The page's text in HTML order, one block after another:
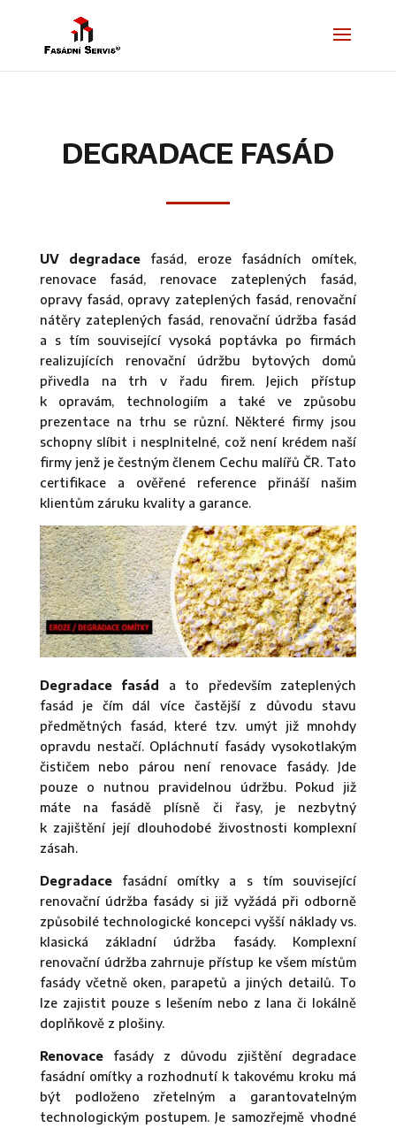
DEGRADACE FASÁD
UV degradace fasád, eroze fasádních omítek,
renovace fasád, renovace zateplených fasád,
opravy fasád, opravy zateplených fasád, renovační
nátěry zateplených fasád, renovační údržba fasád
a s tím související vysoká poptávka po firmách
realizujících renovační údržbu bytových domů
přivedla na trh v řadu firem. Jejich přístup
k opravám, technologiím a také ve způsobu
prezentace na trhu se různí. Některé firmy jsou
schopny slíbit i nesplnitelné, což není krédem naší
firmy jenž je čestným členem Cechu malířů ČR. Tato
certifikace a ověřené reference přináší našim
klientům záruku kvality a garance.
Degradace fasád
a to především zateplených
fasád je čím dál více častější z důvodu stavu
předmětných fasád, které tzv. umýt již mnohdy
opravdu nestačí. Opláchnutí fasády vysokotlakým
čističem nebo párou není renovace fasády. Jde
pouze o nutnou pravidelnou údržbu. Pokud již
máte na fasádě plísně či řasy, je nezbytný
k zajištění její dlouhodobé živostnosti komplexní
zásah.
Degradace fasádní omítky a s tím související
renovační údržba fasády si již vyžádá při odborně
způsobilé technologické koncepci vyšší náklady vs.
klasická základní údržba fasády. Komplexní
renovační údržba zahrnuje přístup ke všem místům
fasády včetně oken, parapetů a jiných detailů. To
lze zajistit pouze s lešením nebo z lana či lokálně
doplňkově z plošiny.
Renovace fasády z důvodu zjištění degradace
fasádní omítky a rozhodnutí k takovému kroku má
být podloženo zřetelným a garantovatelným
technologickým postupem. Je samozřejmě vhodné